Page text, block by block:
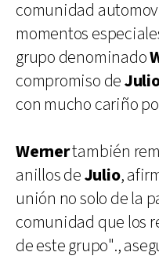
comunidad
momentos
grupo denominado
compromiso de
con mucho cariño
Wernertambién
anillos deJulio,
unión no solo de la
comunidad que los
de este grupo".,